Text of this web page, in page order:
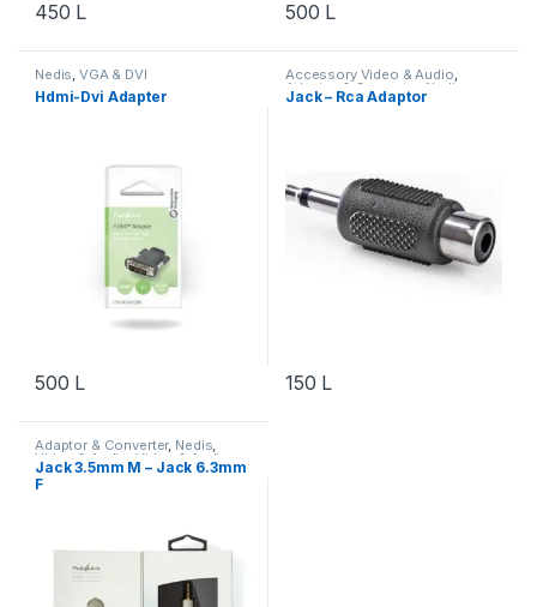
450 L 500 L
Nedis,VGA & DVI
Hdmi-Dvi Adapter
500 L
Accessory Video & Audio,
Adaptor & Converter Nedis
Video & Audio,Video & Audio
Jack – Rca Adaptor
150 L
Adaptor & Converter, Nedis,
Video & Audio, Video & Audio
Jack 3.5mm M – Jack 6.3mm
F